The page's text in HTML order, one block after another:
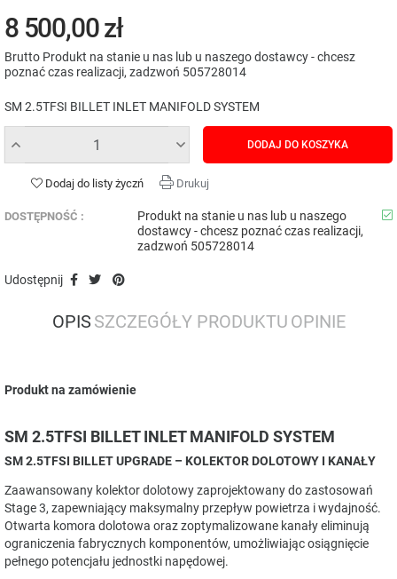
8 500,00 zł
Brutto Produkt na stanie u nas lub u naszego dostawcy - chcesz
poznać czas realizacji, zadzwoń 505728014
SM 2.5TFSI BILLET INLET MANIFOLD SYSTEM
DODAJ DO KOSZYKA
Dodaj do listy życzń Drukuj
DOSTĘPNOŚĆ :
Produkt na stanie u nas lub u naszego
dostawcy - chcesz poznać czas realizacji,
zadzwoń 505728014
Udostępnij
OPIS SZCZEGÓŁY PRODUKTU OPINIE
Produkt na zamówienie
SM 2.5TFSI BILLET INLET MANIFOLD SYSTEM
SM 2.5TFSI BILLET UPGRADE – KOLEKTOR DOLOTOWY I KANAŁY
Zaawansowany kolektor dolotowy zaprojektowany do zastosowań
Stage 3, zapewniający maksymalny przepływ powietrza i wydajność.
Otwarta komora dolotowa oraz zoptymalizowane kanały eliminują
ograniczenia fabrycznych komponentów, umożliwiając osiągnięcie
pełnego potencjału jednostki napędowej.